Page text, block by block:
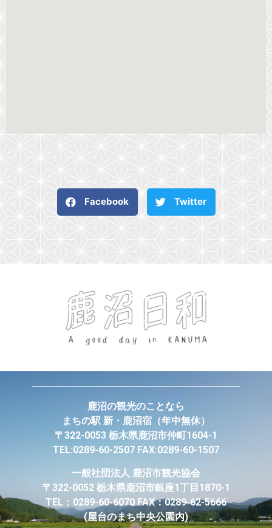
Facebook Twitter
鹿沼の観光のことなら
まちの駅 新・鹿沼宿 （年中無休）
〒322-0053 栃木県鹿沼市仲町1604-1
TEL:0289-60-2507 FAX:0289-60-1507
一般社団法人 鹿沼市観光協会
〒322-0052 栃木県鹿沼市銀座1丁目1870-1
TEL：0289-60-6070 FAX：0289-62-5666
(屋台のまち中央公園内)